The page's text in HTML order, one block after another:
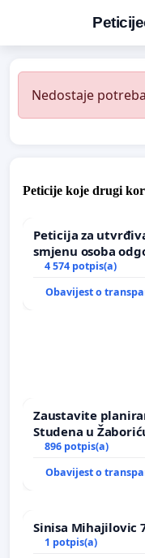
Nedostaje
Peticije koje drugi
Peticija za
smjenu osoba
u Zoološkom vrtu
4 574 potpis(a)
Obavijest o
Zaustavite
Studena u
896 potpis(a)
Obavijest o
Sinisa Mihajilovic
1 potpis(a)